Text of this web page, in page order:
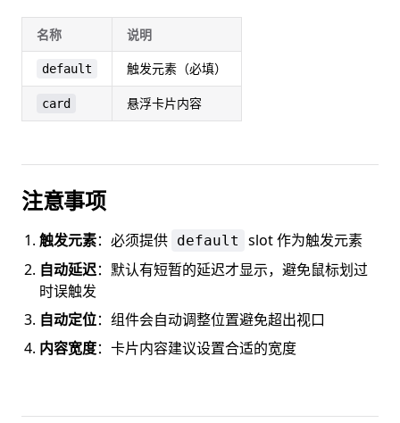
名称 说明
default 触发元素（必填）
card 悬浮卡片内容
注意事项
触发元素：必须提供 default
slot 作为触发元素
自动延迟：默认有短暂的延迟才显示，避免鼠标划过
时误触发
自动定位：组件会自动调整位置避免超出视口
内容宽度：卡片内容建议设置合适的宽度